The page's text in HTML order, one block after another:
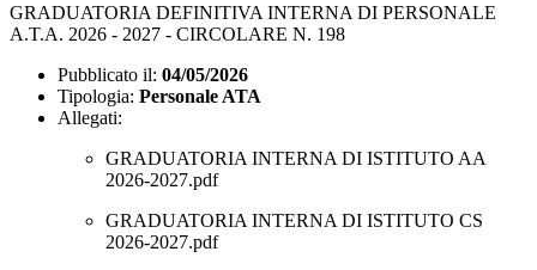
GRADUATORIA DEFINITIVA INTERNA DI PERSONALE
A.T.A. 2026 - 2027 - CIRCOLARE N. 198
Pubblicato il: 04/05/2026
Tipologia: Personale ATA
Allegati:
GRADUATORIA INTERNA DI ISTITUTO AA
2026-2027.pdf
GRADUATORIA INTERNA DI ISTITUTO CS
2026-2027.pdf